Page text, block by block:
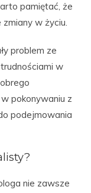
pamiętać, że
w życiu.
problem ze
w
pokonywaniu z
podejmowania
nie zawsze